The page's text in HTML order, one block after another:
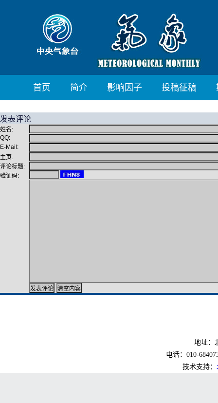
首页 简介 影响因子 投稿征稿
发表评论
姓名:
QQ:
E-Mail:
主页:
评论标题:
验证码:
地址：
电话：010-
技术支持：